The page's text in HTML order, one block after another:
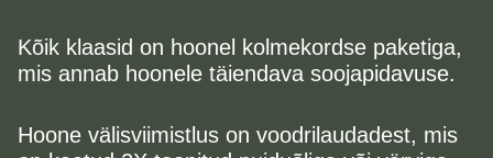
Kõik klaasid on hoonel kolmekordse paketiga,
mis annab hoonele täiendava soojapidavuse.
Hoone välisviimistlus on voodrilaudadest, mis